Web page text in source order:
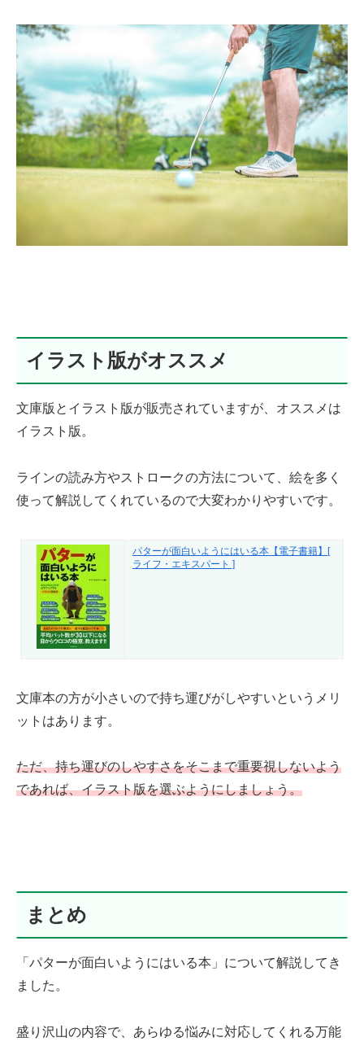
イラスト版がオススメ
文庫版とイラスト版が販売されていますが、オススメは
イラスト版。
ラインの読み方やストロークの方法について、絵を多く
使って解説してくれているので大変わかりやすいです。
パターが面白いようにはいる本【電子書籍】[
ライフ・エキスパート ]
文庫本の方が小さいので持ち運びがしやすいというメリ
ットはあります。
ただ、持ち運びのしやすさをそこまで重要視しないよう
であれば、イラスト版を選ぶようにしましょう。
まとめ
「パターが面白いようにはいる本」について解説してき
ました。
盛り沢山の内容で、あらゆる悩みに対応してくれる万能